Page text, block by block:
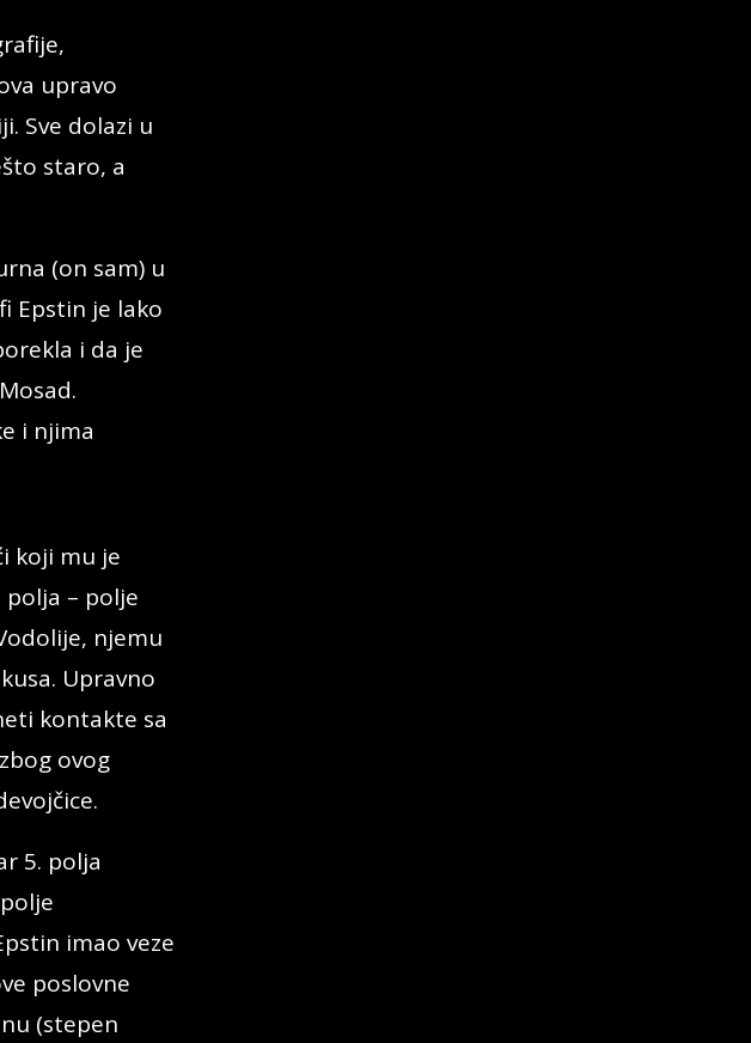
upravo
Sve dolazi u
staro, a
(on sam) u
Epstin je lako
i da je
i njima
koji mu je
– polje
njemu
Upravno
kontakte sa
ovog
5. polja
imao veze
poslovne
(stepen